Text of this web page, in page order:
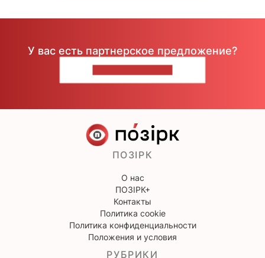
У вас есть партнерское предложение?
ПОЗІРК
О нас
ПОЗІРК+
Контакты
Политика cookie
Политика конфиденциальности
Положения и условия
РУБРИКИ